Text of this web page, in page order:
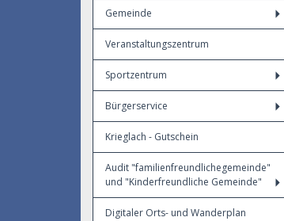
Gemeinde
Veranstaltungszentrum
Sportzentrum
Bürgerservice
Krieglach - Gutschein
Audit "familienfreundlichegemeinde"
und "Kinderfreundliche Gemeinde"
Digitaler Orts- und Wanderplan